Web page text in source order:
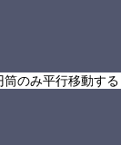
のみ平行移動する